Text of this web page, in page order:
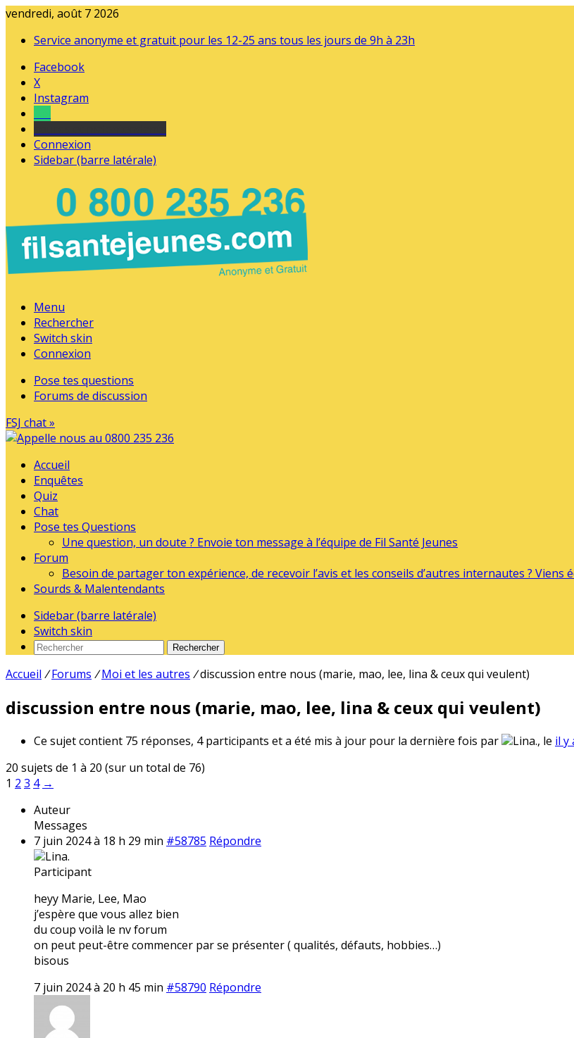
vendredi, août 7 2026
Service anonyme et gratuit pour les 12-25 ans tous les jours de 9h à 23h
Facebook
X
Instagram
Connexion
Sidebar (barre latérale)
Menu
Rechercher
Switch skin
Connexion
Pose tes questions
Forums de discussion
FSJ chat »
Accueil
Enquêtes
Quiz
Chat
Pose tes Questions
Une question, un doute ? Envoie ton message à l’équipe de Fil Santé Jeunes
Forum
Besoin de partager ton expérience, de recevoir l’avis et les conseils d’autres internautes ? Viens
Sourds & Malentendants
Sidebar (barre latérale)
Switch skin
Rechercher
Accueil / Forums / Moi et les autres /discussion entre nous (marie, mao, lee, lina & ceux qui veulent)
discussion entre nous (marie, mao, lee, lina & ceux qui veulent)
Ce sujet contient 75 réponses, 4 participants et a été mis à jour pour la dernière fois par Lina., le il y
20 sujets de 1 à 20 (sur un total de 76)
1 2 3 4 →
Auteur
Messages
7 juin 2024 à 18 h 29 min #58785 Répondre
Lina.
Participant
heyy Marie, Lee, Mao
j’espère que vous allez bien
du coup voilà le nv forum
on peut peut-être commencer par se présenter ( qualités, défauts, hobbies…)
bisous
7 juin 2024 à 20 h 45 min #58790 Répondre